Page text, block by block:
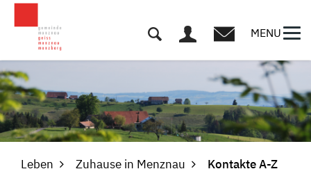
Kopfzeile MENU
Leben Zuhause in Menznau Kontakte A-Z